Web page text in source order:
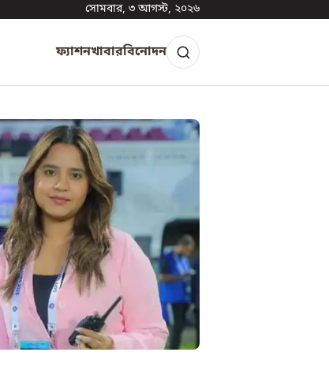
সোমবার, ৩ আগস্ট, ২০২৬
ফ্যাশনখাবারবিনোদন